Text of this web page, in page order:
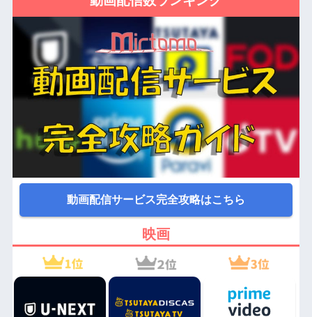
動画配信サービス完全攻略はこちら
映画